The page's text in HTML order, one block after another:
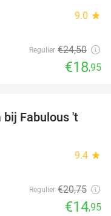
9.0 star
Regulier €24,50
€18,95
28%
bij Fabulous 't
9.4 star
Regulier €20,75
€14,95